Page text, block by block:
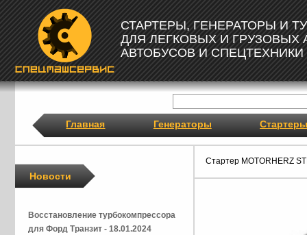
СТАРТЕРЫ, ГЕНЕРАТОРЫ И
ДЛЯ ЛЕГКОВЫХ И ГРУЗОВЫХ
АВТОБУСОВ И СПЕЦТЕХНИКИ
Главная Генераторы Стартеры
Стартер MOTORHERZ
Новости
Восстановление турбокомпрессора
для Форд Транзит - 18.01.2024